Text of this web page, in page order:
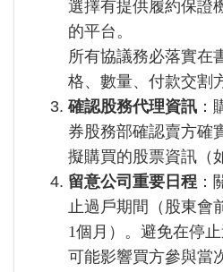
選擇有提供履約保證
的平台。
所有協議務必落實在
格、數量、付款交割
確認股務代理資訊 ：
券股務部確認賣方確
擬購買的股票資訊（
留意公司重要日程 ：
止過戶期間（股東會
1個月）。避免在停
可能影響買方參與當